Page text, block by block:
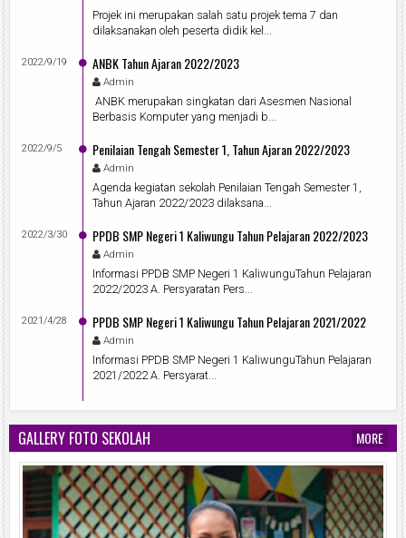
Projek ini merupakan salah satu projek tema 7 dan
dilaksanakan oleh peserta didik kel...
ANBK Tahun Ajaran 2022/2023
Admin
2022/9/19
ANBK merupakan singkatan dari Asesmen Nasional
Berbasis Komputer yang menjadi b...
Penilaian Tengah Semester 1, Tahun Ajaran 2022/2023
Admin
2022/9/5
Agenda kegiatan sekolah Penilaian Tengah Semester 1,
Tahun Ajaran 2022/2023 dilaksana...
PPDB SMP Negeri 1 Kaliwungu Tahun Pelajaran 2022/2023
Admin
2022/3/30
Informasi PPDB SMP Negeri 1 KaliwunguTahun Pelajaran
2022/2023 A. Persyaratan Pers...
PPDB SMP Negeri 1 Kaliwungu Tahun Pelajaran 2021/2022
Admin
2021/4/28
Informasi PPDB SMP Negeri 1 KaliwunguTahun Pelajaran
2021/2022 A. Persyarat...
GALLERY FOTO SEKOLAH MORE